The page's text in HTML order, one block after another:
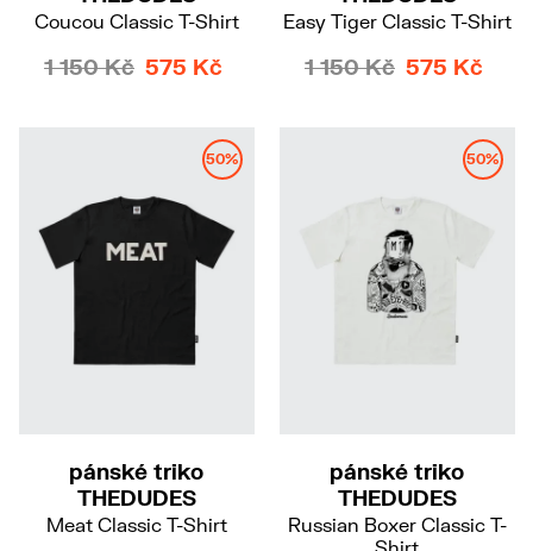
Coucou Classic T-Shirt
1 150 Kč 575 Kč
Easy Tiger Classic T-Shirt
1 150 Kč 575 Kč
50%
pánské triko
THEDUDES
Meat Classic T-Shirt
50%
pánské triko
THEDUDES
Russian Boxer Classic T-